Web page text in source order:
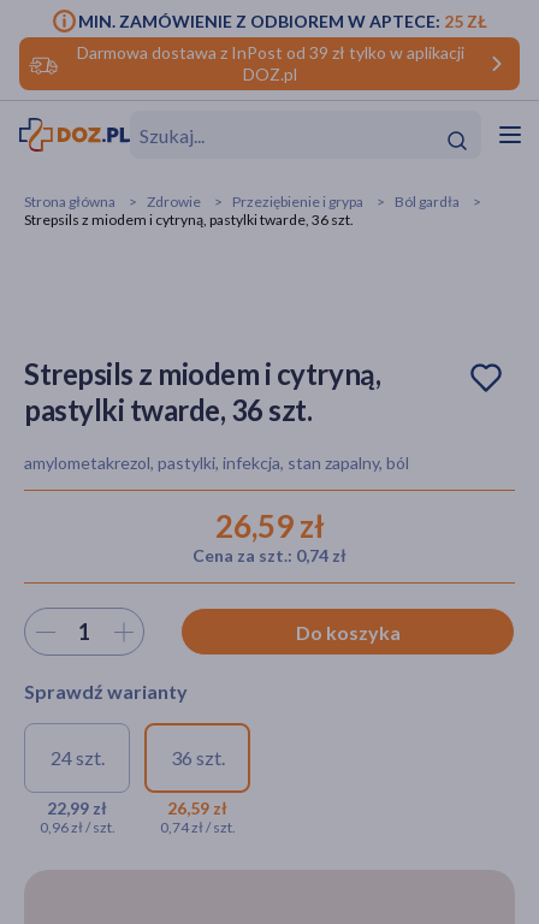
Darmowa dostawa z InPost od 39 zł tylko w aplikacji
DOZ.pl
MIN. ZAMÓWIENIE Z ODBIOREM W APTECE: 25 ZŁ
Hit
Hit
Strona główna Zdrowie Przeziębienie i grypa
Ból gardła
Strepsils z miodem i cytryną, pastylki twarde, 36 szt.
Strepsils z miodem i cytryną,
pastylki twarde, 36 szt.
amylometakrezol, pastylki, infekcja, stan zapalny, ból
26,59 zł
Cena za szt.: 0,74 zł
Wybierz ilość Do koszyka
Sprawdź warianty
24 szt.
22,99 zł
0,96 zł / szt.
Strepsils z miodem i cytryną,
pastylki twarde, 24 szt.
36 szt.
26,59 zł
0,74 zł / szt.
26,59 zł